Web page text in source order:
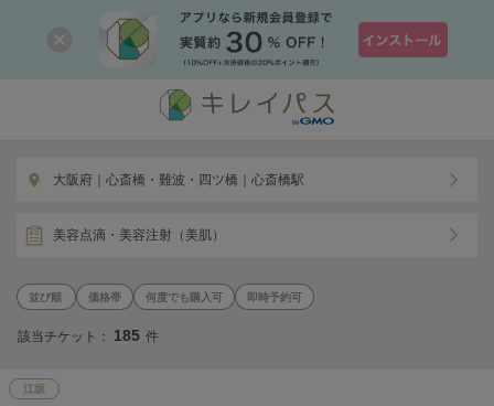
大阪府｜心斎橋・難波・四ツ橋｜心斎橋駅
美容点滴・美容注射（美肌）
価格帯 何度でも購入可 即時予約可
該当チケット： 185 件
江坂